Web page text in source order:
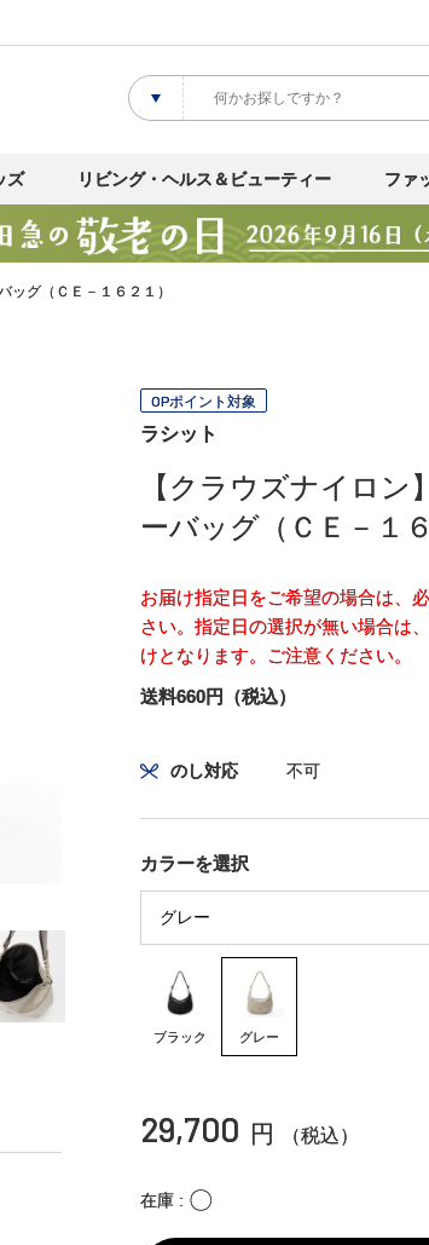
ズ リビング・ヘルス＆ビューティー ファ
ッグ（ＣＥ－１６２１）
OPポイント対象
ラシット
【クラウズナイロン
ーバッグ（ＣＥ－１６
お届け指定日をご希望の場合は、
さい。指定日の選択が無い場合は
けとなります。ご注意ください。
送料660円（税込）
のし対応 不可
カラーを選択
ブラック グレー
29,700 円 （税込）
在庫 〇